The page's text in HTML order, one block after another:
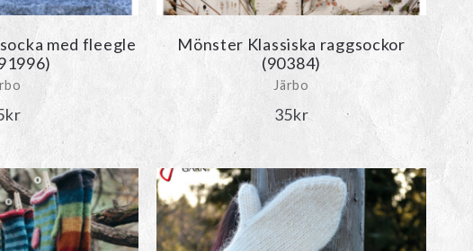
med fleegle
kr
Mönster Klassiska raggsockor
(90384)
Järbo
35kr